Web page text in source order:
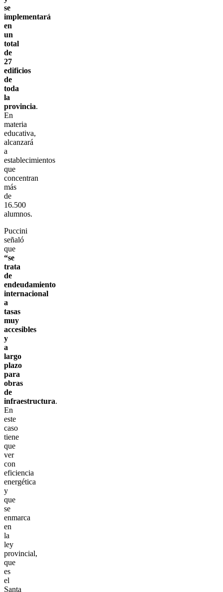
se
implementará
en
un
total
de
27
edificios
de
toda
la
provincia.
En
materia
educativa,
alcanzará
a
establecimientos
que
concentran
más
de
16.500
alumnos.
Puccini
señaló
que
“se
trata
de
endeudamiento
internacional
a
tasas
muy
accesibles
y
a
largo
plazo
para
obras
de
infraestructura.
En
este
caso
tiene
que
ver
con
eficiencia
energética
y
que
se
enmarca
en
la
ley
provincial,
que
es
el
Santa